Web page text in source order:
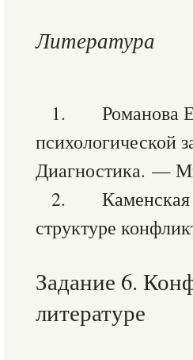
Литература
1. Романова Е.
психологической
Диагностика. —
2. Каменская В.
структуре
Задание 6.
литературе